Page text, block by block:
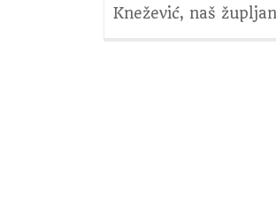
Knežević, naš